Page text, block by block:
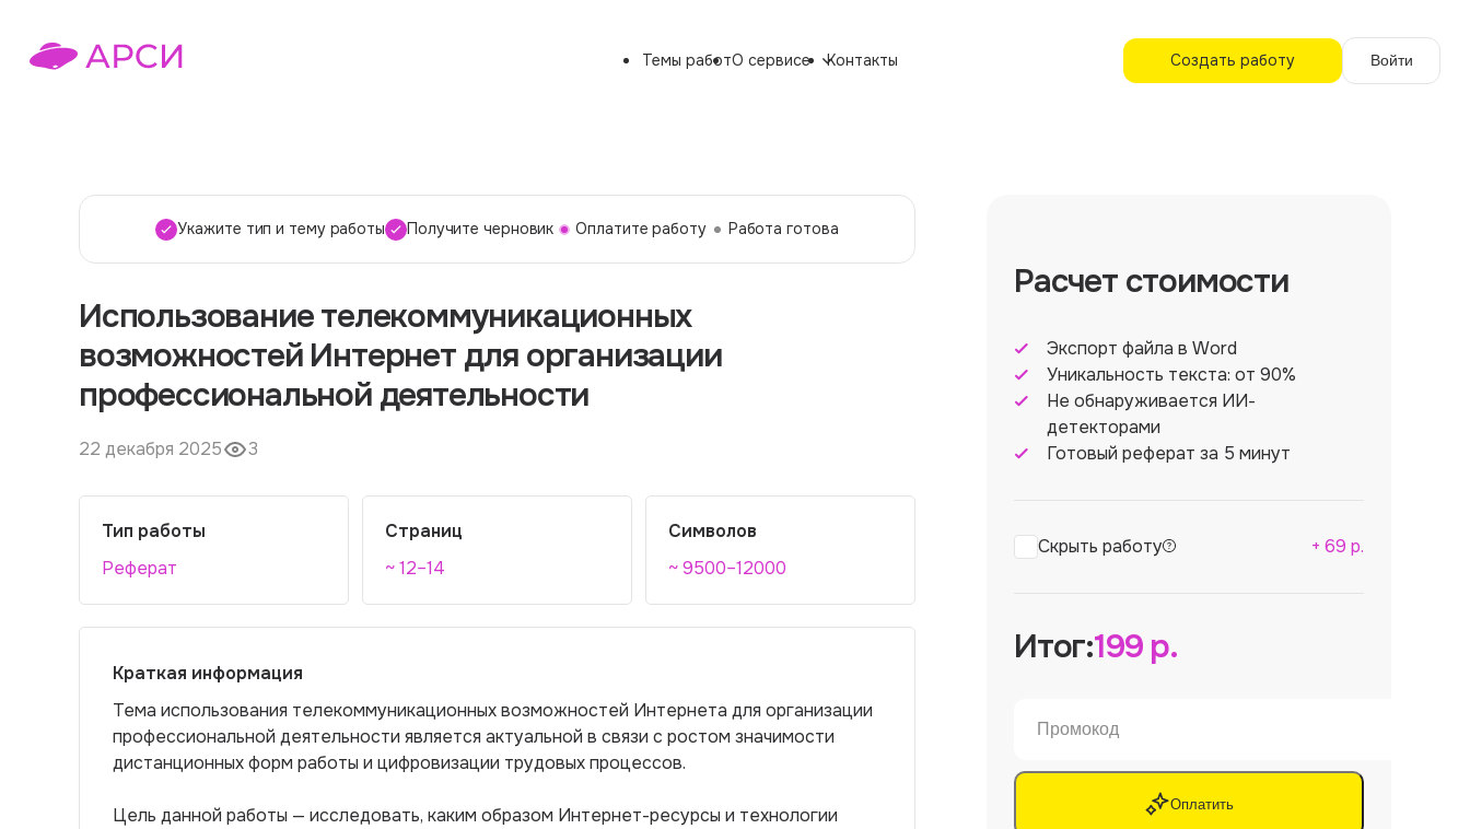
Темы работО сервисе Контакты Создать работу Войти
Укажите тип и тему работы Получите черновик Оплатите работу Работа готова
Использование телекоммуникационных
возможностей Интернет для организации
профессиональной деятельности
22 декабря 2025 3
Тип работы
Реферат
Страниц
~ 12–14
Символов
~ 9500–12000
Краткая информация
Тема использования телекоммуникационных возможностей Интернета для организации
профессиональной деятельности является актуальной в связи с ростом значимости
дистанционных форм работы и цифровизации трудовых процессов.
Цель данной работы — исследовать, каким образом Интернет-ресурсы и технологии
Расчет стоимости
Экспорт файла в Word
Уникальность текста: от 90%
Не обнаруживается ИИ-
детекторами
Готовый реферат за 5 минут
Скрыть работу + 69 р.
Итог:199р.
Оплатить